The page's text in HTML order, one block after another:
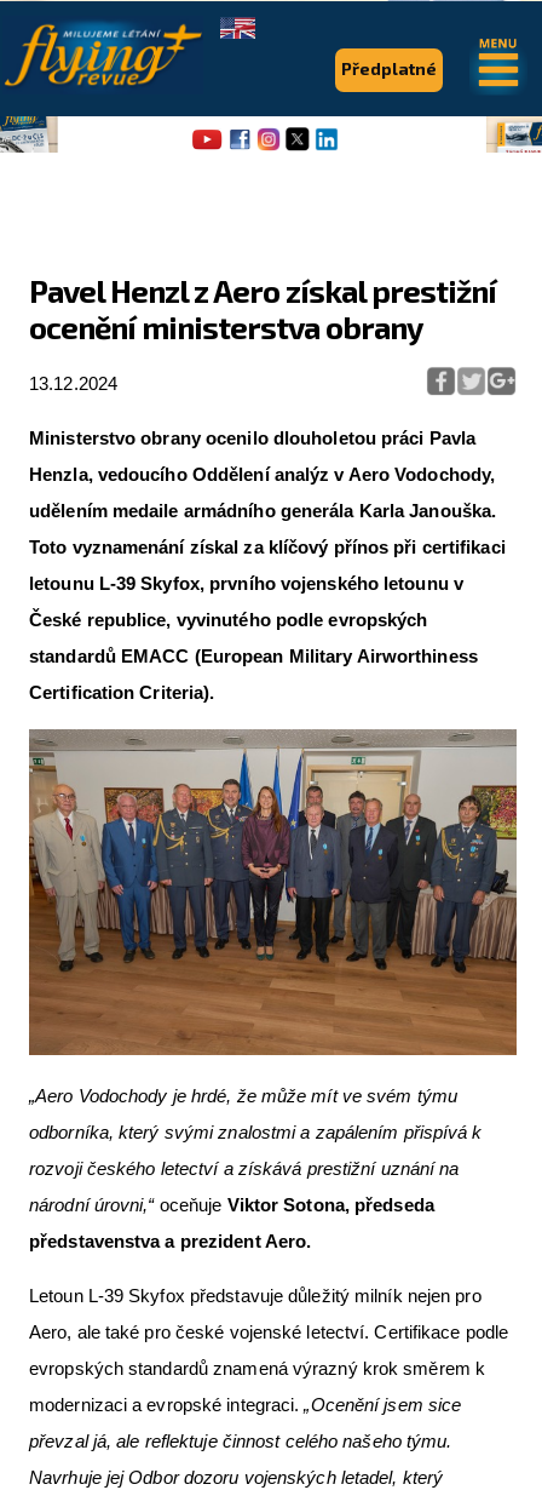
Pavel Henzl z Aero získal prestižní
ocenění ministerstva obrany
13.12.2024
Ministerstvo obrany ocenilo dlouholetou práci Pavla
Henzla, vedoucího Oddělení analýz v Aero Vodochody,
udělením medaile armádního generála Karla Janouška.
Toto vyznamenání získal za klíčový přínos při certifikaci
letounu L-39 Skyfox, prvního vojenského letounu v
České republice, vyvinutého podle evropských
standardů EMACC (European Military Airworthiness
Certification Criteria).
„Aero Vodochody je hrdé, že může mít ve svém týmu
odborníka, který svými znalostmi a zapálením přispívá k
rozvoji českého letectví a získává prestižní uznání na
národní úrovni,“oceňuje Viktor Sotona, předseda
představenstva a prezident Aero.
Letoun L-39 Skyfox představuje důležitý milník nejen pro
Aero, ale také pro české vojenské letectví. Certifikace podle
evropských standardů znamená výrazný krok směrem k
modernizaci a evropské integraci.„Ocenění jsem sice
převzal já, ale reflektuje činnost celého našeho týmu.
Navrhuje jej Odbor dozoru vojenských letadel, který
Předplatné
.
Flying Revue
Pro piloty
Série & speciály
Aktuální FR + archiv
Letecká muzea
The SAFE Guide app
Nabídky práce v letectví
Inzerujte s námi
E-SHOP